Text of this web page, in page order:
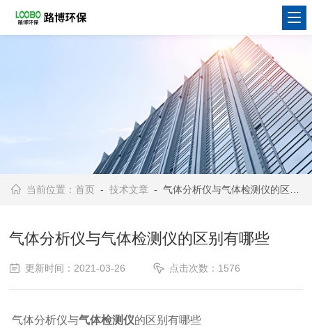
当前位置：首页 -技术文章 - 气体分析仪与气体检测仪的区别有哪些
气体分析仪与气体检测仪的区别有哪些
更新时间：2021-03-26 点击次数：1576
气体分析仪与气体检测仪的区别有哪些